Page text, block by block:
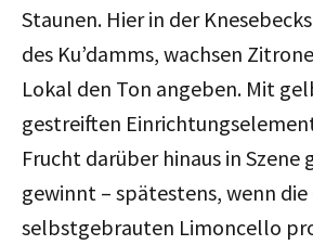
Staunen. Hier in der
des Ku’damms, wachsen
Lokal den Ton angeben. Mit
gestreiften
Frucht darüber hinaus in Szene
gewinnt – spätestens, wenn die
selbstgebrauten Limoncello